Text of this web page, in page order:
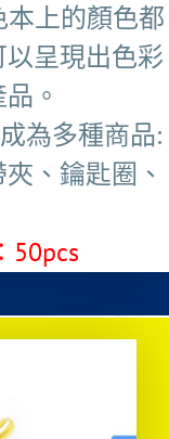
本上的顏色都
呈現出色彩
。
為多種商品:
、鑰匙圈、
50pcs